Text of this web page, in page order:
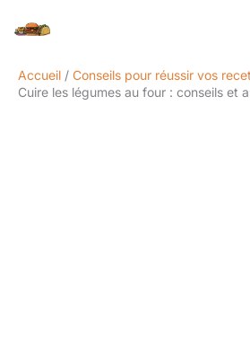
Accueil
Conseils pour réussir vos
Cuire les légumes au four : conseils et